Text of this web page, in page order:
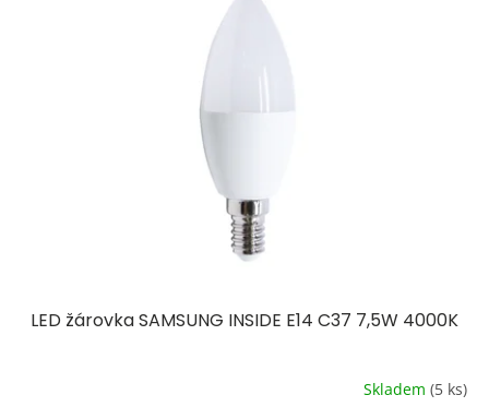
LED žárovka SAMSUNG INSIDE E14 C37 7,5W 4000K
Skladem (5 ks)